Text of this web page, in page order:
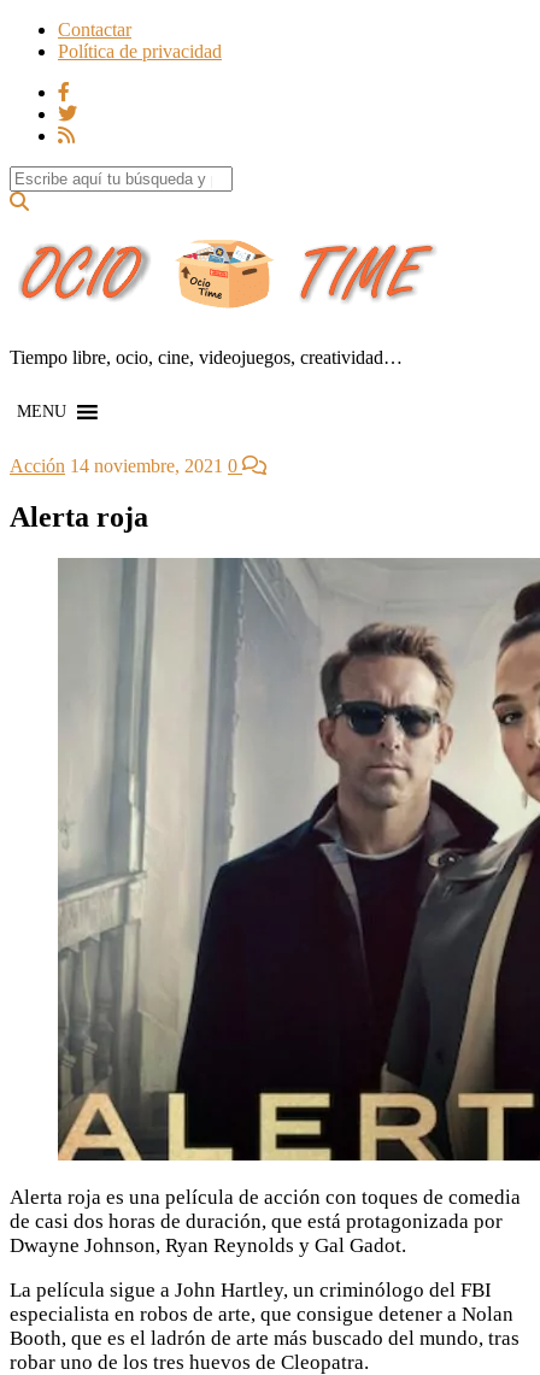
Contactar
Política de privacidad
Search for:
Tiempo libre, ocio, cine, videojuegos, creatividad…
MENU
Acción 14 noviembre, 2021 0
Alerta roja
Alerta roja es una película de acción con toques de comedia
de casi dos horas de duración, que está protagonizada por
Dwayne Johnson, Ryan Reynolds y Gal Gadot.
La película sigue a John Hartley, un criminólogo del FBI
especialista en robos de arte, que consigue detener a Nolan
Booth, que es el ladrón de arte más buscado del mundo, tras
robar uno de los tres huevos de Cleopatra.